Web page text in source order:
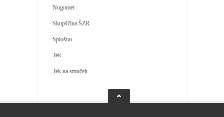
Nogomet
Skupščina ŠZR
Splošno
Tek
Tek na smučeh